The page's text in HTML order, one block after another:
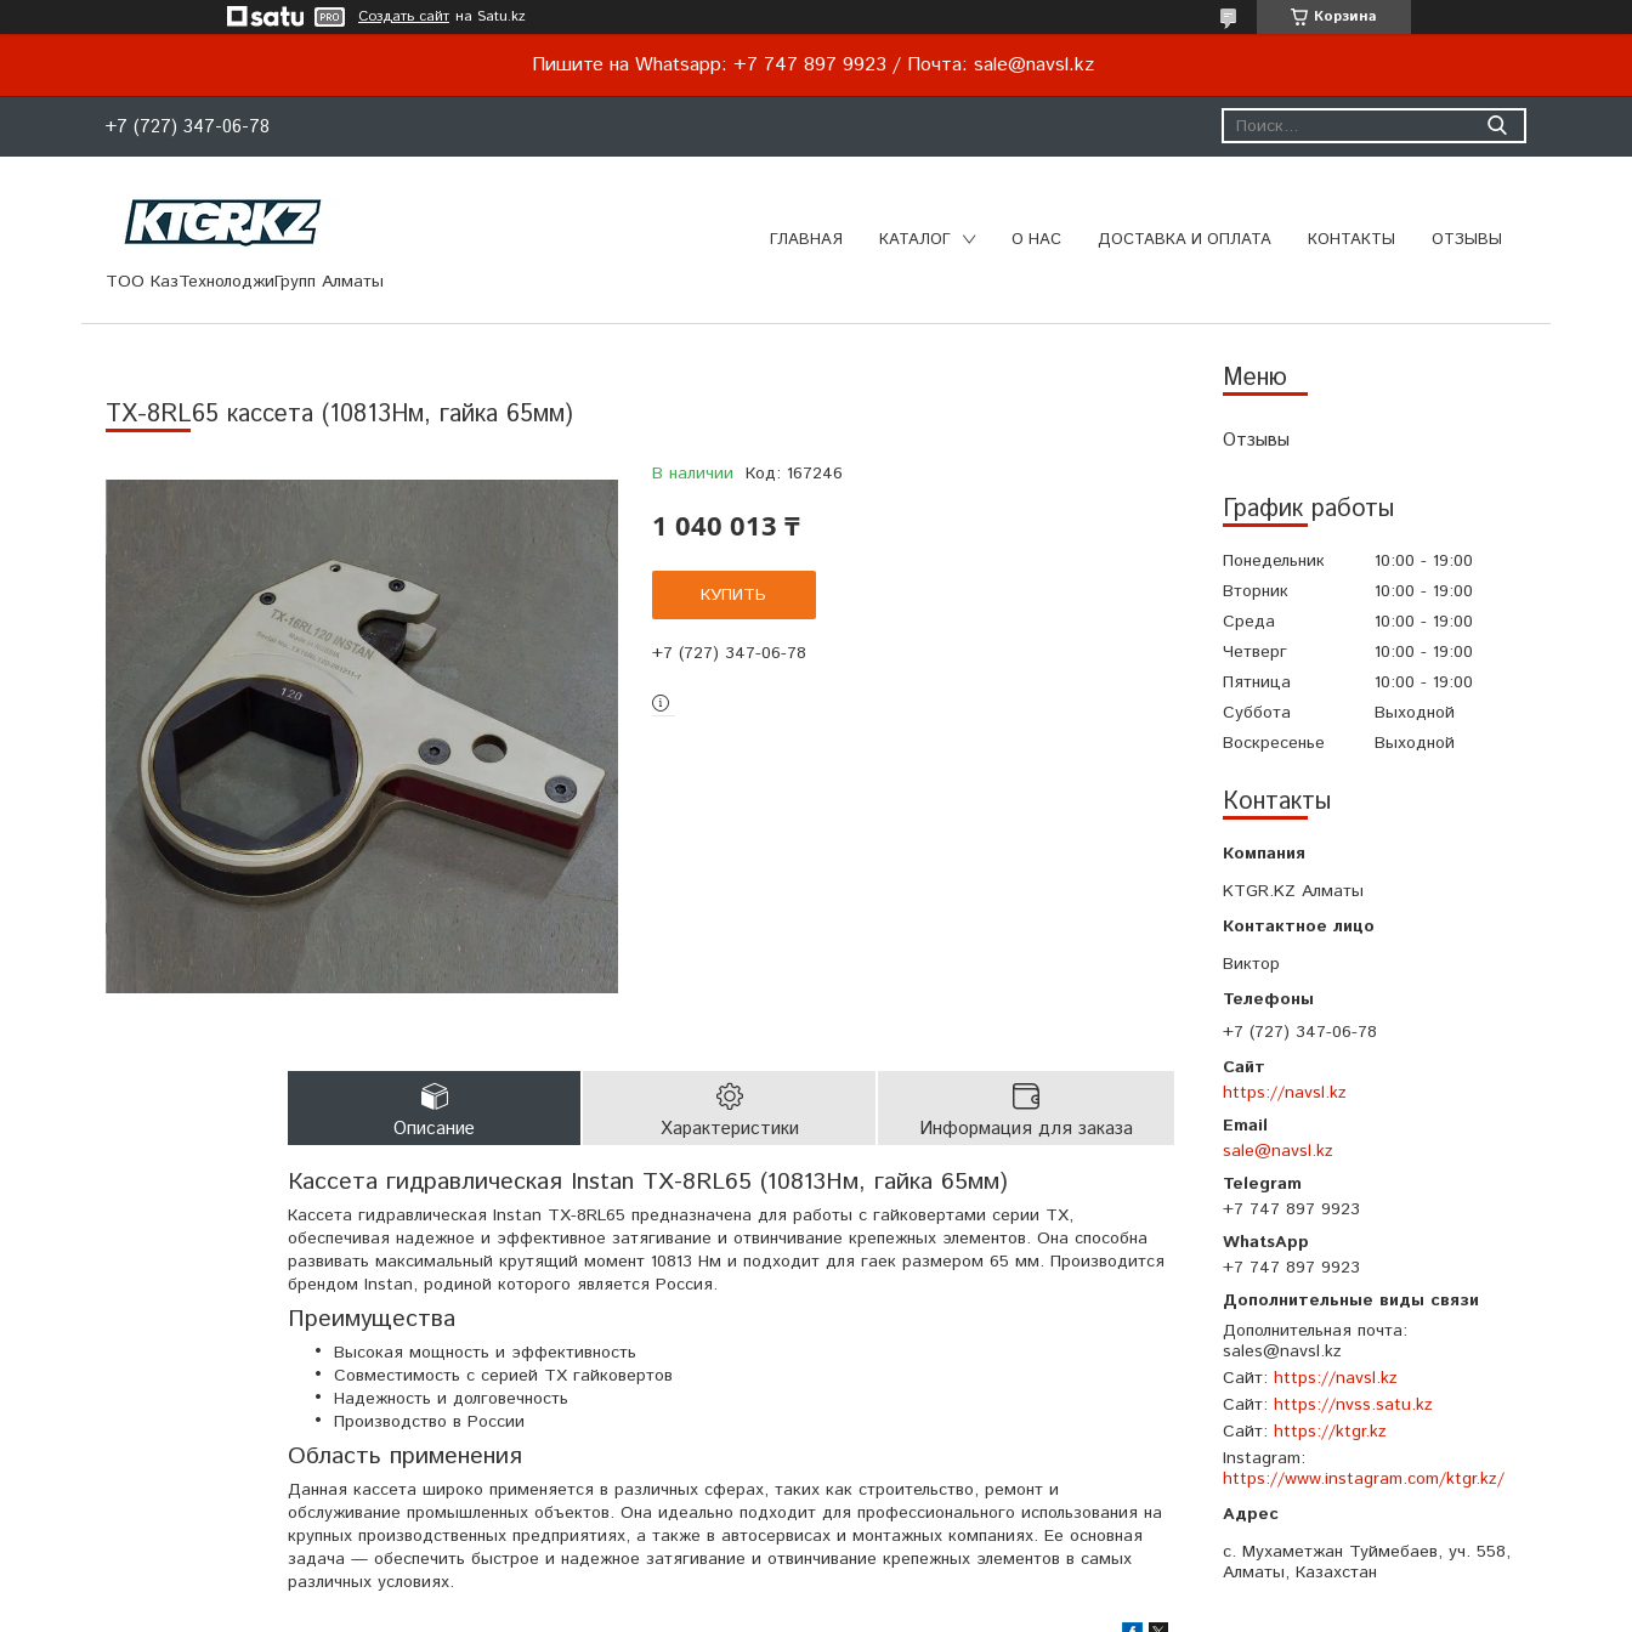
Создать сайт на Satu.kz Корзина
Пишите на Whatsapp: +7 747 897 9923 / Почта: sale@navsl.kz
+7 (727) 347-06-78
ТОО КазТехнолоджиГрупп Алматы
ГЛАВНАЯ КАТАЛОГ О НАС ДОСТАВКА И ОПЛАТА КОНТАКТЫ ОТЗЫВЫ
Отзывы
График работы
Понедельник 10:00
19:00
Вторник
10:00
19:00
Среда
10:00
19:00
Четверг
10:00
19:00
Пятница
10:00
19:00
Суббота
Выходной
Воскресенье
Выходной
Контакты
KTGR.KZ Алматы
Виктор
+7 (727) 347-06-78
https://navsl.kz
sale@navsl.kz
+7 747 897 9923
+7 747 897 9923
Дополнительная почта
sales@navsl.kz
Сайт https://navsl.kz
Сайт https://nvss.satu.kz
Сайт https://ktgr.kz
Instagram
https://www.instagram.com/ktgr.kz/
с. Мухаметжан Туймебаев, уч. 558,
Алматы, Казахстан
TX-8RL65 кассета (10813Нм, гайка 65мм)
В наличии Код: 167246
1 040 013 ₸
КУПИТЬ
+7 (727) 347-06-78
Описание Характеристики Информация для заказа
Кассета гидравлическая Instan TX-8RL65 (10813Нм, гайка 65мм)
Кассета гидравлическая Instan TX-8RL65 предназначена для работы с гайковертами серии TX,
обеспечивая надежное и эффективное затягивание и отвинчивание крепежных элементов. Она способна
развивать максимальный крутящий момент 10813 Нм и подходит для гаек размером 65 мм. Производится
брендом Instan, родиной которого является Россия.
Преимущества
Высокая мощность и эффективность
Совместимость с серией TX гайковертов
Надежность и долговечность
Производство в России
Область применения
Данная кассета широко применяется в различных сферах, таких как строительство, ремонт и
обслуживание промышленных объектов. Она идеально подходит для профессионального использования на
крупных производственных предприятиях, а также в автосервисах и монтажных компаниях. Ее основная
задача — обеспечить быстрое и надежное затягивание и отвинчивание крепежных элементов в самых
различных условиях.